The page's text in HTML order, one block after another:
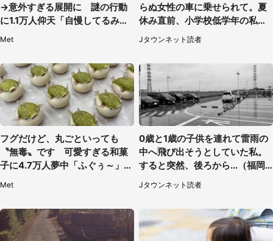
→意外すぎる展開に 謎の行動
に1.1万人仰天「自慢してるみた
Met
らぬ女性の車に乗せられて。夏
休み直前、小学校低学年の私に
起きたこと（広島県・30代女
性）
Jタウンネット読者
フグだけど、丸ごといっても
〝無毒〟です 可愛すぎる和菓
子に4.7万人夢中「ふぐぅ～」
Met
0歳と1歳の子供を連れて雷雨の
中へ飛び出そうとしていた私。
すると突然、後ろから...（福岡
県・30代女性）
Jタウンネット読者